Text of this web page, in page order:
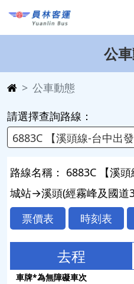
公
公車動態
請選擇查詢路線：
路線名稱： 6883C 【溪
城站→溪頭(經霧峰及國道
票價表
時刻表
去程
車牌*為無障礙車次